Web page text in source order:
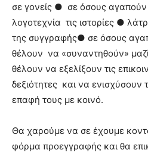
σε γονείς ● σε όσους αγαπούν
λογοτεχνία τις ιστορίες ●
της συγγραφής● σε όσους
θέλουν να «συναντηθούν»
θέλουν να εξελίξουν τις
δεξιότητες και να ενισχύσουν
επαφή τους με κοινό.
Θα χαρούμε να σε έχουμε
φόρμα προεγγραφής και θα